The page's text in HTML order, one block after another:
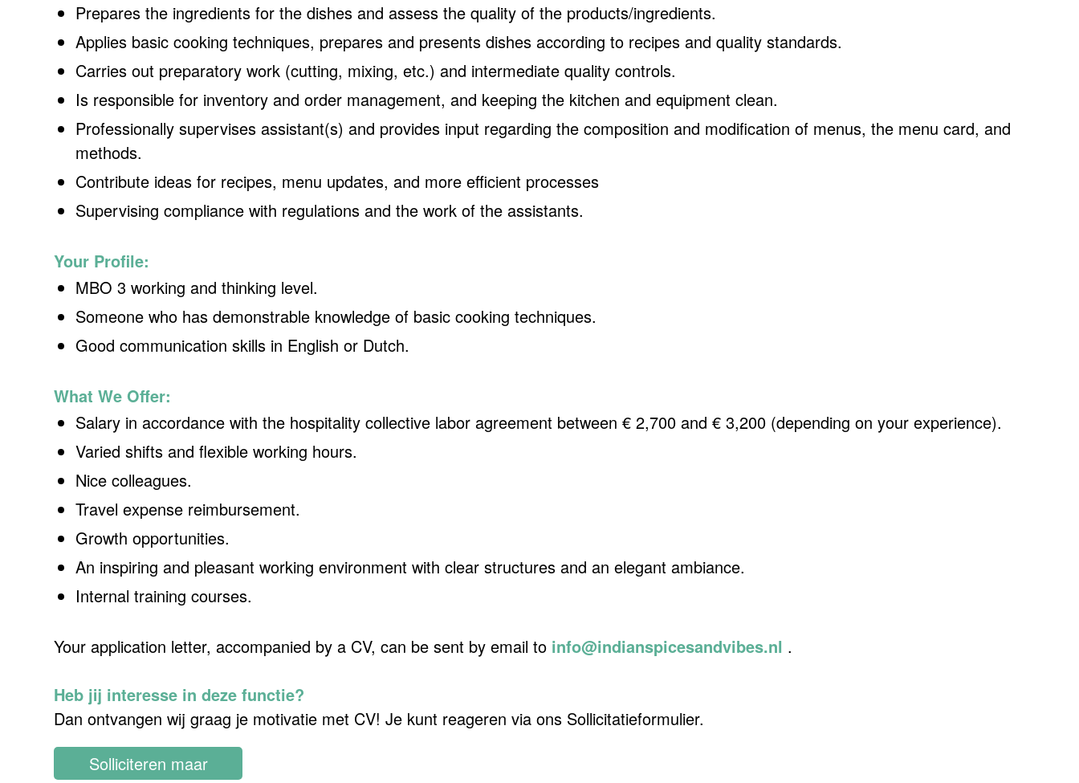
Prepares the ingredients for the dishes and assess the quality of the products/ingredients.
Applies basic cooking techniques, prepares and presents dishes according to recipes and quality standards.
Carries out preparatory work (cutting, mixing, etc.) and intermediate quality controls.
Is responsible for inventory and order management, and keeping the kitchen and equipment clean.
Professionally supervises assistant(s) and provides input regarding the composition and modification of menus, the menu card, and
methods.
Contribute ideas for recipes, menu updates, and more efficient processes
Supervising compliance with regulations and the work of the assistants.
Your Profile:
MBO 3 working and thinking level.
Someone who has demonstrable knowledge of basic cooking techniques.
Good communication skills in English or Dutch.
What We Offer:
Salary in accordance with the hospitality collective labor agreement between € 2,700 and € 3,200 (depending on your experience).
Varied shifts and flexible working hours.
Nice colleagues.
Travel expense reimbursement.
Growth opportunities.
An inspiring and pleasant working environment with clear structures and an elegant ambiance.
Internal training courses.
Your application letter, accompanied by a CV, can be sent by email to info@indianspicesandvibes.nl .
Heb jij interesse in deze functie?
Dan ontvangen wij graag je motivatie met CV! Je kunt reageren via ons Sollicitatieformulier.
Solliciteren maar